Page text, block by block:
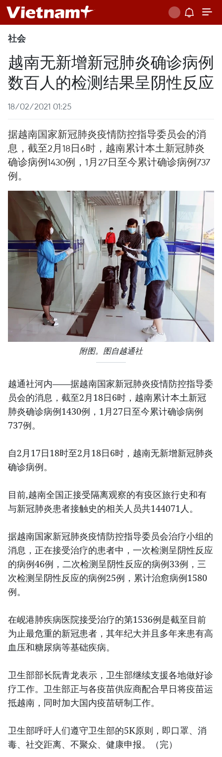
社会
越南无新增新冠肺炎确诊病例
数百人的检测结果呈阴性反应
18/02/2021 01:25
据越南国家新冠肺炎疫情防控指导委员会的消
息，截至2月18日6时，越南累计本土新冠肺炎
确诊病例1430例，1月27日至今累计确诊病例737
例。
附图。图自越通社
越通社河内——据越南国家新冠肺炎疫情防控指导委
员会的消息，截至2月18日6时，越南累计本土新冠
肺炎确诊病例1430例，1月27日至今累计确诊病例
737例。
自2月17日18时至2月18日6时，越南无新增新冠肺炎
确诊病例。
目前,越南全国正接受隔离观察的有疫区旅行史和有
与新冠肺炎患者接触史的相关人员共144071人。
据越南国家新冠肺炎疫情防控指导委员会治疗小组的
消息，正在接受治疗的患者中，一次检测呈阴性反应
的病例46例，二次检测呈阴性反应的病例33例，三
次检测呈阴性反应的病例25例，累计治愈病例1580
例。
在岘港肺疾病医院接受治疗的第1536例是截至目前
为止最危重的新冠患者，其年纪大并且多年来患有高
血压和糖尿病等基础疾病。
卫生部部长阮青龙表示，卫生部继续支援各地做好诊
疗工作。卫生部正与各疫苗供应商配合早日将疫苗运
抵越南，同时加大国内疫苗研制工作。
卫生部呼吁人们遵守卫生部的5K原则，即口罩、消
毒、社交距离、不聚众、健康申报。（完）